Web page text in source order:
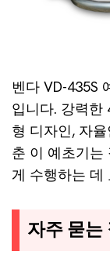
벤다 VD-435S
입니다. 강력한
형 디자인, 자
춘 이 예초기는
게 수행하는 데
자주 묻는